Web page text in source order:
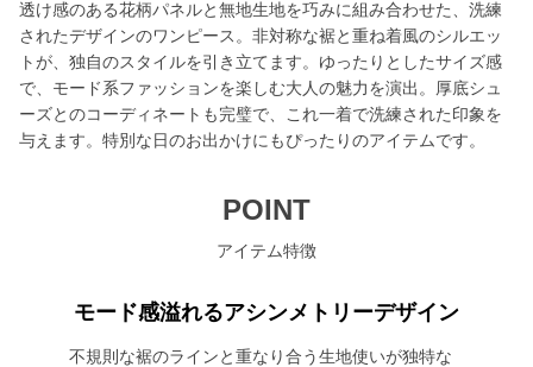
透け感のある花柄パネルと無地生地を巧みに組み合わせた、洗練
されたデザインのワンピース。非対称な裾と重ね着風のシルエッ
トが、独自のスタイルを引き立てます。ゆったりとしたサイズ感
で、モード系ファッションを楽しむ大人の魅力を演出。厚底シュ
ーズとのコーディネートも完璧で、これ一着で洗練された印象を
与えます。特別な日のお出かけにもぴったりのアイテムです。
POINT
アイテム特徴
モード感溢れるアシンメトリーデザイン
不規則な裾のラインと重なり合う生地使いが独特な